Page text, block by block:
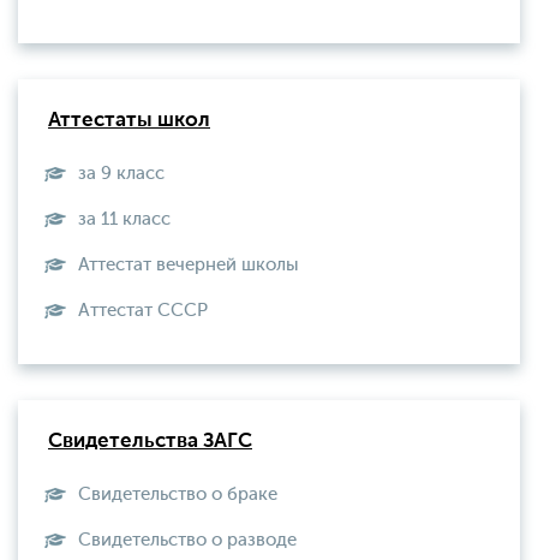
Аттестаты школ
за 9 класс
за 11 класс
Аттестат вечерней школы
Aттестат СССР
Свидетельства ЗАГС
Свидетельство о браке
Свидетельство о разводе